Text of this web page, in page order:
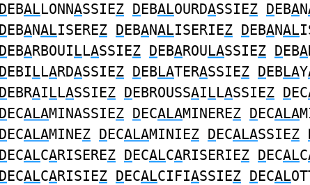
DEBALLONNASSIEZ DEBALOURDASSIEZ DEBAN
DEBANALISEREZ DEBANALISERIEZ DEBANAL
DEBARBOUILLASSIEZ DEBAROULASSIEZ DEBA
DEBILLARDASSIEZ DEBLATERASSIEZ DEBLAY
DEBRAILLASSIEZ DEBROUSSAILLASSIEZ DEC
DECALAMINASSIEZ DECALAMINEREZ DECALA
DECALAMINEZ DECALAMINIEZ DECALASSIEZ
DECALCARISEREZ DECALCARISERIEZ DECALC
DECALCARISIEZ DECALCIFIASSIEZ DECAL